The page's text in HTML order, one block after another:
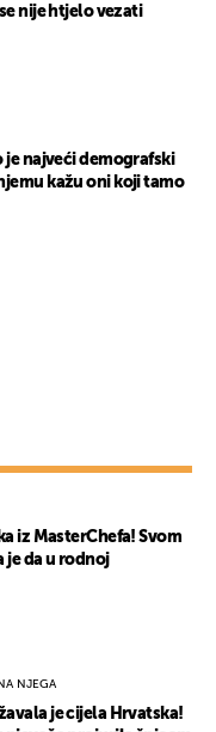
nije htjelo vezati
je najveći demografski
kažu oni koji tamo
iz MasterChefa! Svom
je da u rodnoj
NJEGA
je cijela Hrvatska!